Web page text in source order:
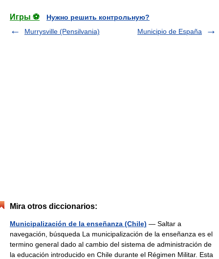
Игры ⚽
Нужно решить контрольную?
Murrysville (Pensilvania)
Municipio de España
Mira otros diccionarios:
Municipalización de la enseñanza (Chile) — Saltar a
navegación, búsqueda La municipalización de la enseñanza es el
termino general dado al cambio del sistema de administración de
la educación introducido en Chile durante el Régimen Militar. Esta